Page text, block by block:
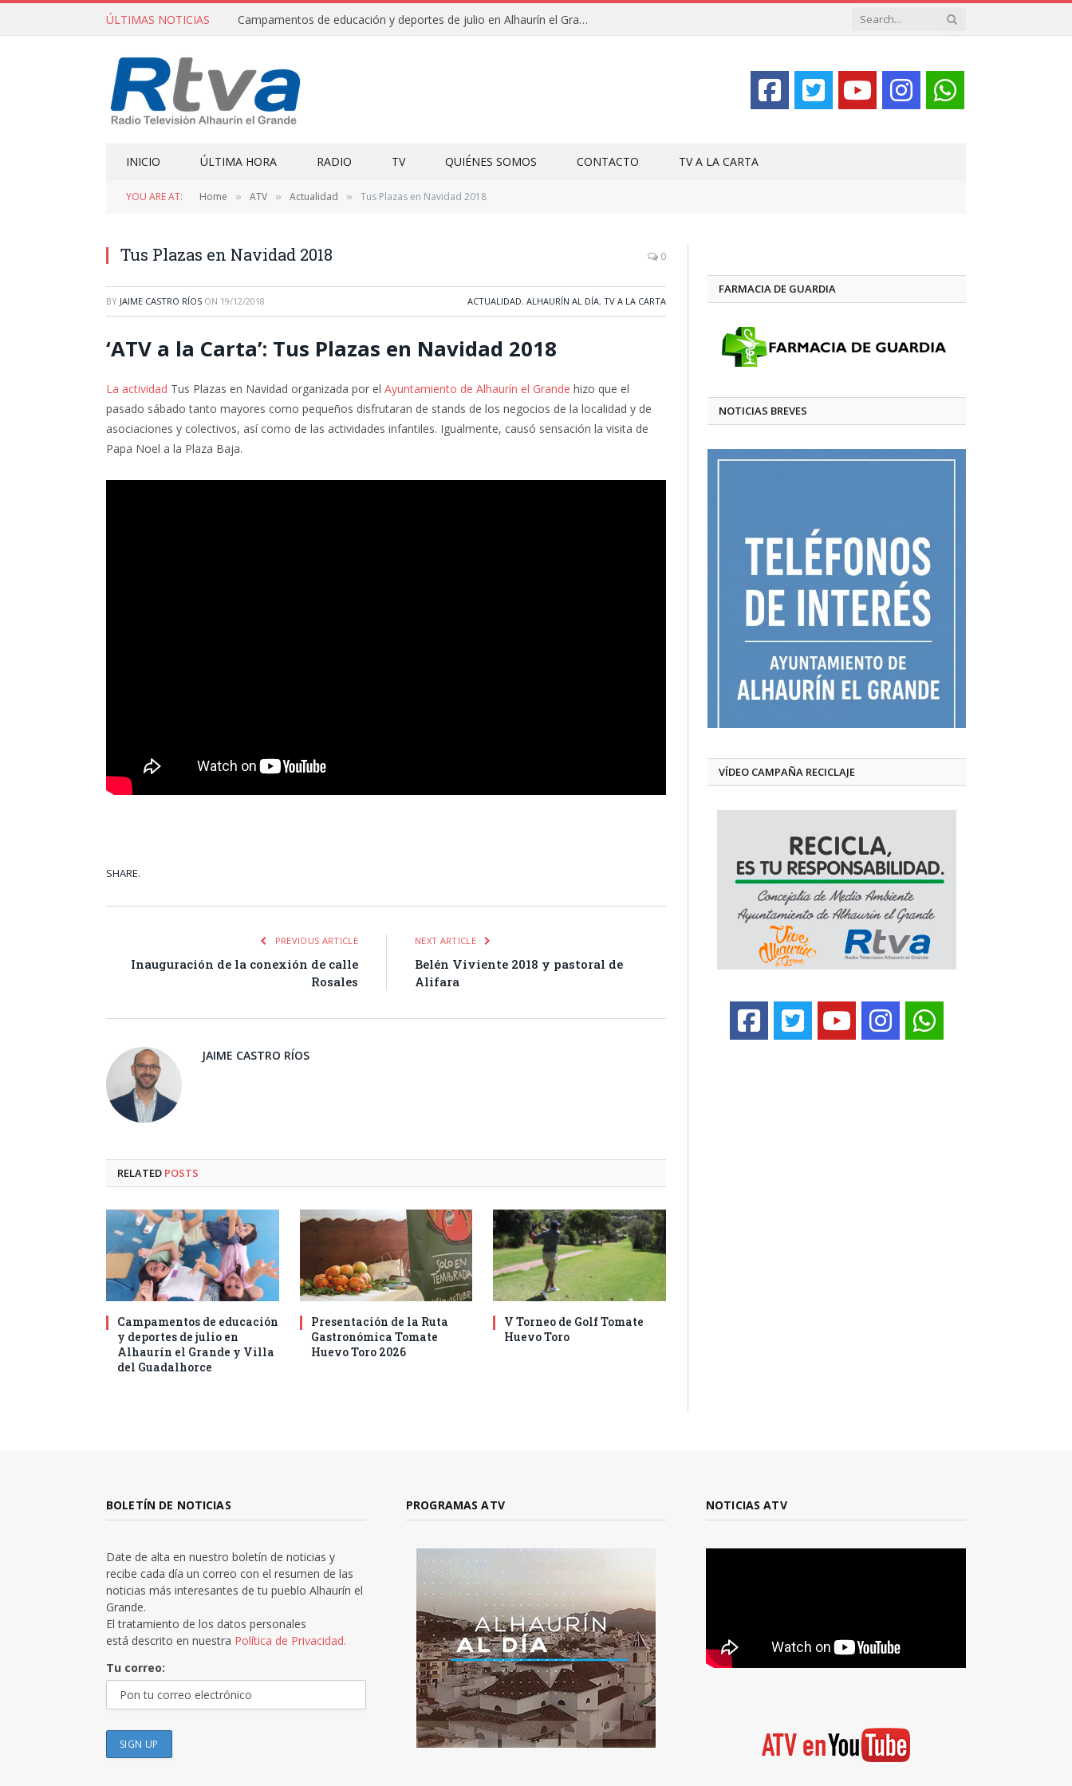
ÚLTIMAS NOTICIAS Campamentos de educación y deportes de julio en Alhaurín el Grande y Villa del Guadalhorce
INICIO ÚLTIMA HORA RADIO TV QUIÉNES SOMOS CONTACTO TV A LA CARTA
YOU ARE AT: Home » ATV » Actualidad » Tus Plazas en Navidad 2018
Tus Plazas en Navidad 2018 0
BY JAIME CASTRO RÍOS ON 19/12/2018 ACTUALIDAD, ALHAURÍN AL DÍA, TV A LA CARTA
‘ATV a la Carta’: Tus Plazas en Navidad 2018
La actividad Tus Plazas en Navidad organizada por el Ayuntamiento de Alhaurín el Grande hizo que el
pasado sábado tanto mayores como pequeños disfrutaran de stands de los negocios de la localidad y de
asociaciones y colectivos, así como de las actividades infantiles. Igualmente, causó sensación la visita de
Papa Noel a la Plaza Baja.
SHARE.
PREVIOUS ARTICLE
Inauguración de la conexión de calle
Rosales
NEXT ARTICLE
Belén Viviente 2018 y pastoral de
Alifara
JAIME CASTRO RÍOS
RELATED POSTS
Campamentos de educación
y deportes de julio en
Alhaurín el Grande y Villa
del Guadalhorce
Presentación de la Ruta
Gastronómica Tomate
Huevo Toro 2026
V Torneo de Golf Tomate
Huevo Toro
FARMACIA DE GUARDIA
NOTICIAS BREVES
VÍDEO CAMPAÑA RECICLAJE
BOLETÍN DE NOTICIAS
Date de alta en nuestro boletín de noticias y
recibe cada día un correo con el resumen de las
noticias más interesantes de tu pueblo Alhaurín el
Grande.
El tratamiento de los datos personales
está descrito en nuestra Política de Privacidad.
Tu correo:
PROGRAMAS ATV NOTICIAS ATV